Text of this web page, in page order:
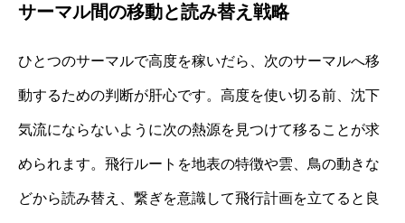
サーマル間の移動と読み替え戦略
ひとつのサーマルで高度を稼いだら、次のサーマルへ移
動するための判断が肝心です。高度を使い切る前、沈下
気流にならないように次の熱源を見つけて移ることが求
められます。飛行ルートを地表の特徴や雲、鳥の動きな
どから読み替え、繋ぎを意識して飛行計画を立てると良